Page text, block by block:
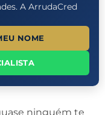
A ArrudaCred
NOME
ninguém te